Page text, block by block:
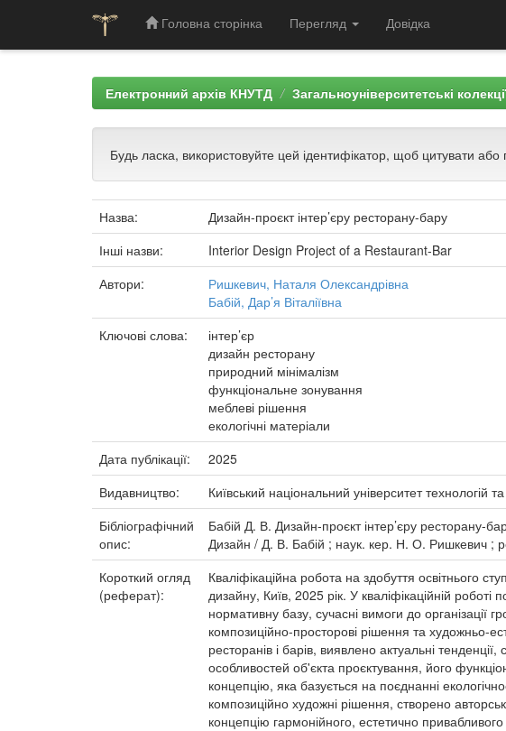
Головна сторінка Перегляд Довідка
Електронний архів КНУТД Загальноуніверситетські
Будь ласка, використовуйте цей ідентифікатор, щоб цитувати
Назва:
Дизайн-проєкт інтер’єру ресторану-бару
Інші назви:
Interior Design Project of a Restaurant-Bar
Автори:
Ришкевич, Наталя Олександрівна
Бабій, Дар’я Віталіївна
Ключові слова:
інтер’єр
дизайн ресторану
природний мінімалізм
функціональне зонування
меблеві рішення
екологічні матеріали
Дата публікації:
2025
Видавництво:
Київський національний університет технологій
Бібліографічний
опис:
Бабій Д. В. Дизайн-проєкт інтер’єру ресторану-
Дизайн / Д. В. Бабій ; наук. кер. Н. О. Ришкевич
Короткий огляд
(реферат):
Кваліфікаційна робота на здобуття освітнього
дизайну, Київ, 2025 рік. У кваліфікаційній
нормативну базу, сучасні вимоги до
композиційно-просторові рішення та художньо-
ресторанів і барів, виявлено актуальні
особливостей об'єкта проєктування, його
концепцію, яка базується на поєднанні
композиційно художні рішення, створено
концепцію гармонійного, естетично